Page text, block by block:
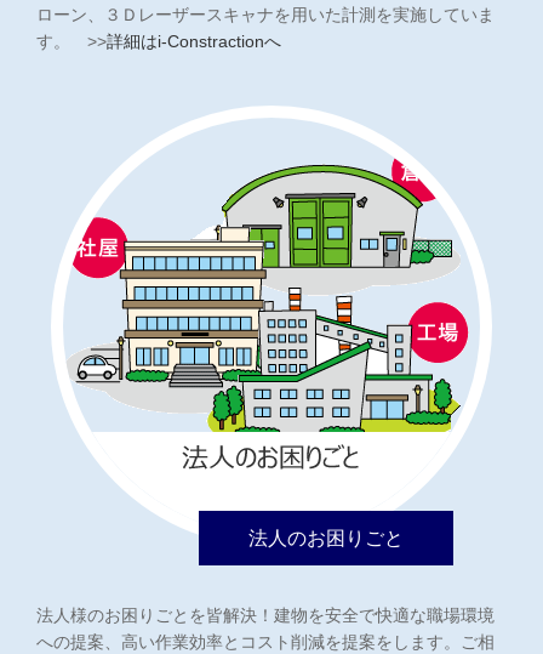
ローン、３Ｄレーザースキャナを用いた計測を実施していま
す。 >>詳細はi-Constractionへ
法人のお困りごと
法人様のお困りごとを皆解決！建物を安全で快適な職場環境
への提案、高い作業効率とコスト削減を提案をします。ご相